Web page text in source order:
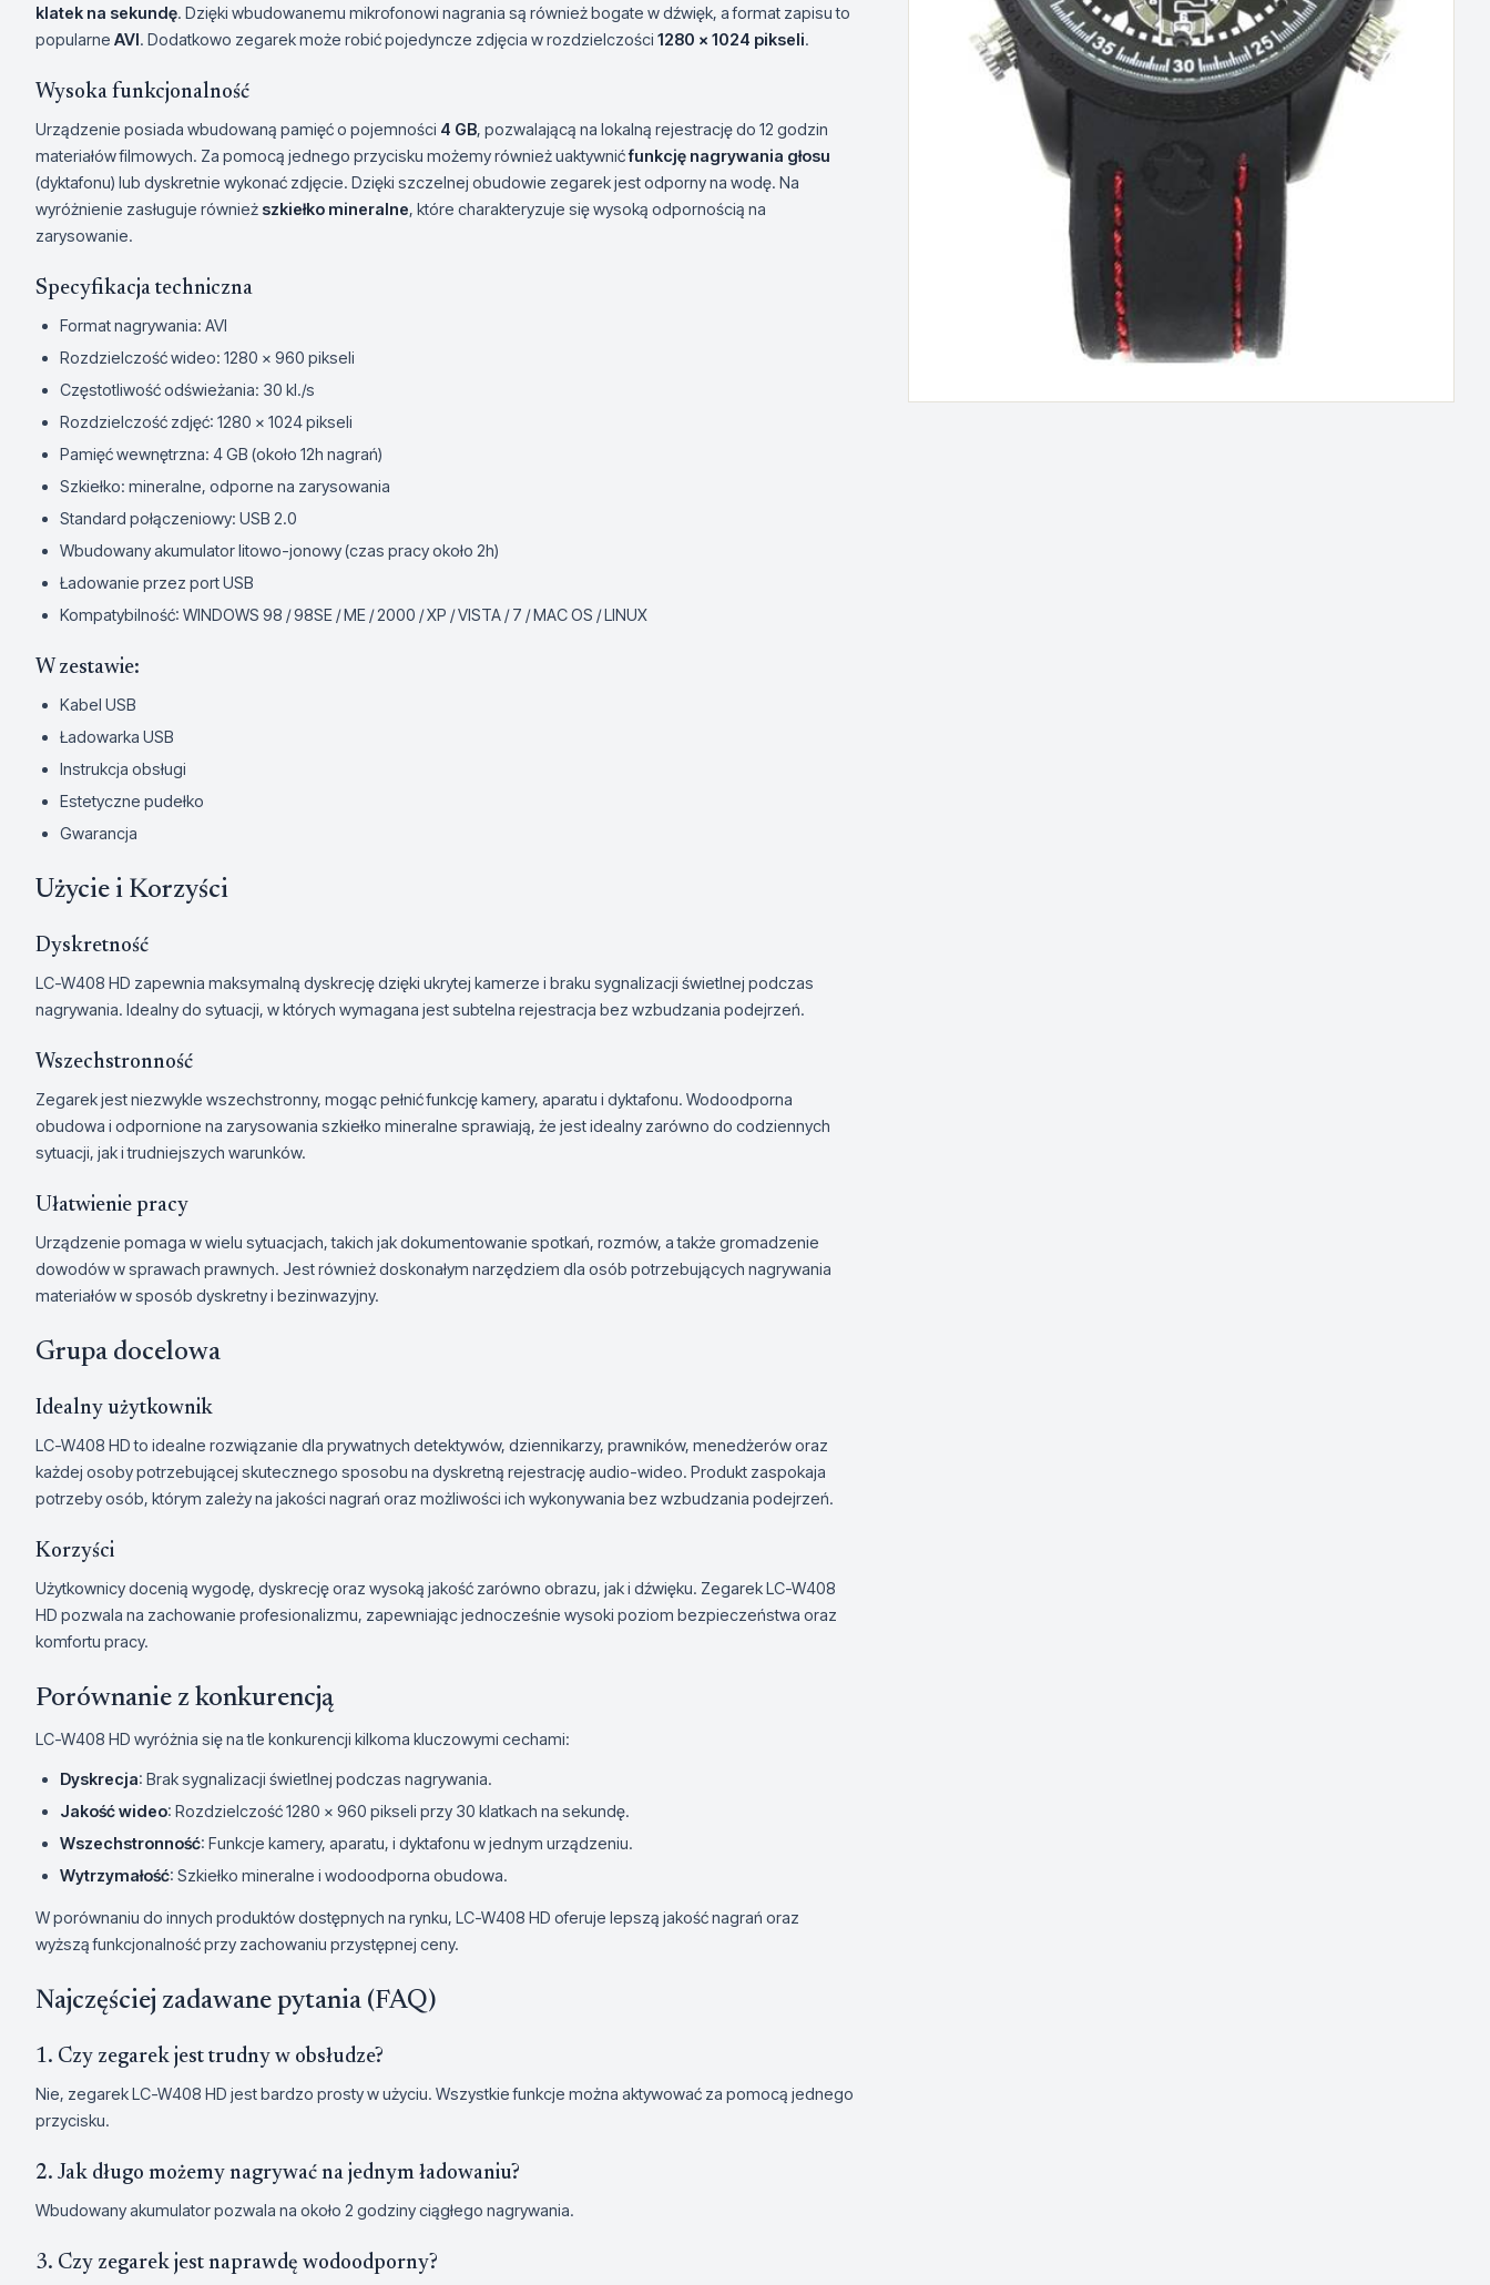
klatek na sekundę. Dzięki wbudowanemu mikrofonowi nagrania są również bogate w dźwięk, a format zapisu to
popularne AVI. Dodatkowo zegarek może robić pojedyncze zdjęcia w rozdzielczości 1280 x 1024 pikseli.
Wysoka funkcjonalność
Urządzenie posiada wbudowaną pamięć o pojemności 4 GB, pozwalającą na lokalną rejestrację do 12 godzin
materiałów filmowych. Za pomocą jednego przycisku możemy również uaktywnićfunkcję nagrywania głosu
(dyktafonu) lub dyskretnie wykonać zdjęcie. Dzięki szczelnej obudowie zegarek jest odporny na wodę. Na
wyróżnienie zasługuje również szkiełko mineralne, które charakteryzuje się wysoką odpornością na
zarysowanie.
Specyfikacja techniczna
Format nagrywania: AVI
Rozdzielczość wideo: 1280 x 960 pikseli
Częstotliwość odświeżania: 30 kl./s
Rozdzielczość zdjęć: 1280 x 1024 pikseli
Pamięć wewnętrzna: 4 GB (około 12h nagrań)
Szkiełko: mineralne, odporne na zarysowania
Standard połączeniowy: USB 2.0
Wbudowany akumulator litowo-jonowy (czas pracy około 2h)
Ładowanie przez port USB
Kompatybilność: WINDOWS 98 / 98SE / ME / 2000 / XP / VISTA / 7 / MAC OS / LINUX
W zestawie:
Kabel USB
Ładowarka USB
Instrukcja obsługi
Estetyczne pudełko
Gwarancja
Użycie i Korzyści
Dyskretność
LC-W408 HD zapewnia maksymalną dyskrecję dzięki ukrytej kamerze i braku sygnalizacji świetlnej podczas
nagrywania. Idealny do sytuacji, w których wymagana jest subtelna rejestracja bez wzbudzania podejrzeń.
Wszechstronność
Zegarek jest niezwykle wszechstronny, mogąc pełnić funkcję kamery, aparatu i dyktafonu. Wodoodporna
obudowa i odpornione na zarysowania szkiełko mineralne sprawiają, że jest idealny zarówno do codziennych
sytuacji, jak i trudniejszych warunków.
Ułatwienie pracy
Urządzenie pomaga w wielu sytuacjach, takich jak dokumentowanie spotkań, rozmów, a także gromadzenie
dowodów w sprawach prawnych. Jest również doskonałym narzędziem dla osób potrzebujących nagrywania
materiałów w sposób dyskretny i bezinwazyjny.
Grupa docelowa
Idealny użytkownik
LC-W408 HD to idealne rozwiązanie dla prywatnych detektywów, dziennikarzy, prawników, menedżerów oraz
każdej osoby potrzebującej skutecznego sposobu na dyskretną rejestrację audio-wideo. Produkt zaspokaja
potrzeby osób, którym zależy na jakości nagrań oraz możliwości ich wykonywania bez wzbudzania podejrzeń.
Korzyści
Użytkownicy docenią wygodę, dyskrecję oraz wysoką jakość zarówno obrazu, jak i dźwięku. Zegarek LC-W408
HD pozwala na zachowanie profesionalizmu, zapewniając jednocześnie wysoki poziom bezpieczeństwa oraz
komfortu pracy.
Porównanie z konkurencją
LC-W408 HD wyróżnia się na tle konkurencji kilkoma kluczowymi cechami:
Dyskrecja: Brak sygnalizacji świetlnej podczas nagrywania.
Jakość wideo: Rozdzielczość 1280 x 960 pikseli przy 30 klatkach na sekundę.
Wszechstronność: Funkcje kamery, aparatu, i dyktafonu w jednym urządzeniu.
Wytrzymałość: Szkiełko mineralne i wodoodporna obudowa.
W porównaniu do innych produktów dostępnych na rynku, LC-W408 HD oferuje lepszą jakość nagrań oraz
wyższą funkcjonalność przy zachowaniu przystępnej ceny.
Najczęściej zadawane pytania (FAQ)
1. Czy zegarek jest trudny w obsłudze?
Nie, zegarek LC-W408 HD jest bardzo prosty w użyciu. Wszystkie funkcje można aktywować za pomocą jednego
przycisku.
2. Jak długo możemy nagrywać na jednym ładowaniu?
Wbudowany akumulator pozwala na około 2 godziny ciągłego nagrywania.
3. Czy zegarek jest naprawdę wodoodporny?